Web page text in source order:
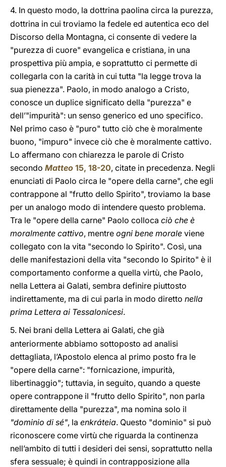
4. In questo modo, la dottrina paolina circa la purezza,
dottrina in cui troviamo la fedele ed autentica eco del
Discorso della Montagna, ci consente di vedere la
"purezza di cuore" evangelica e cristiana, in una
prospettiva più ampia, e soprattutto ci permette di
collegarla con la carità in cui tutta "la legge trova la
sua pienezza". Paolo, in modo analogo a Cristo,
conosce un duplice significato della "purezza" e
dell’"impurità": un senso generico ed uno specifico.
Nel primo caso è "puro" tutto ciò che è moralmente
buono, "impuro" invece ciò che è moralmente cattivo.
Lo affermano con chiarezza le parole di Cristo
secondo Matteo 15, 18-20, citate in precedenza. Negli
enunciati di Paolo circa le "opere della carne", che egli
contrappone al "frutto dello Spirito", troviamo la base
per un analogo modo di intendere questo problema.
Tra le "opere della carne" Paolo colloca ciò che è
moralmente cattivo, mentre ogni bene morale viene
collegato con la vita "secondo lo Spirito". Così, una
delle manifestazioni della vita "secondo lo Spirito" è il
comportamento conforme a quella virtù, che Paolo,
nella Lettera ai Galati, sembra definire piuttosto
indirettamente, ma di cui parla in modo diretto nella
prima Lettera ai Tessalonicesi.
5. Nei brani della Lettera ai Galati, che già
anteriormente abbiamo sottoposto ad analisi
dettagliata, l’Apostolo elenca al primo posto fra le
"opere della carne": "fornicazione, impurità,
libertinaggio"; tuttavia, in seguito, quando a queste
opere contrappone il "frutto dello Spirito", non parla
direttamente della "purezza", ma nomina solo il
"dominio di sé", la enkráteia. Questo "dominio" si può
riconoscere come virtù che riguarda la continenza
nell’ambito di tutti i desideri dei sensi, soprattutto nella
sfera sessuale; è quindi in contrapposizione alla